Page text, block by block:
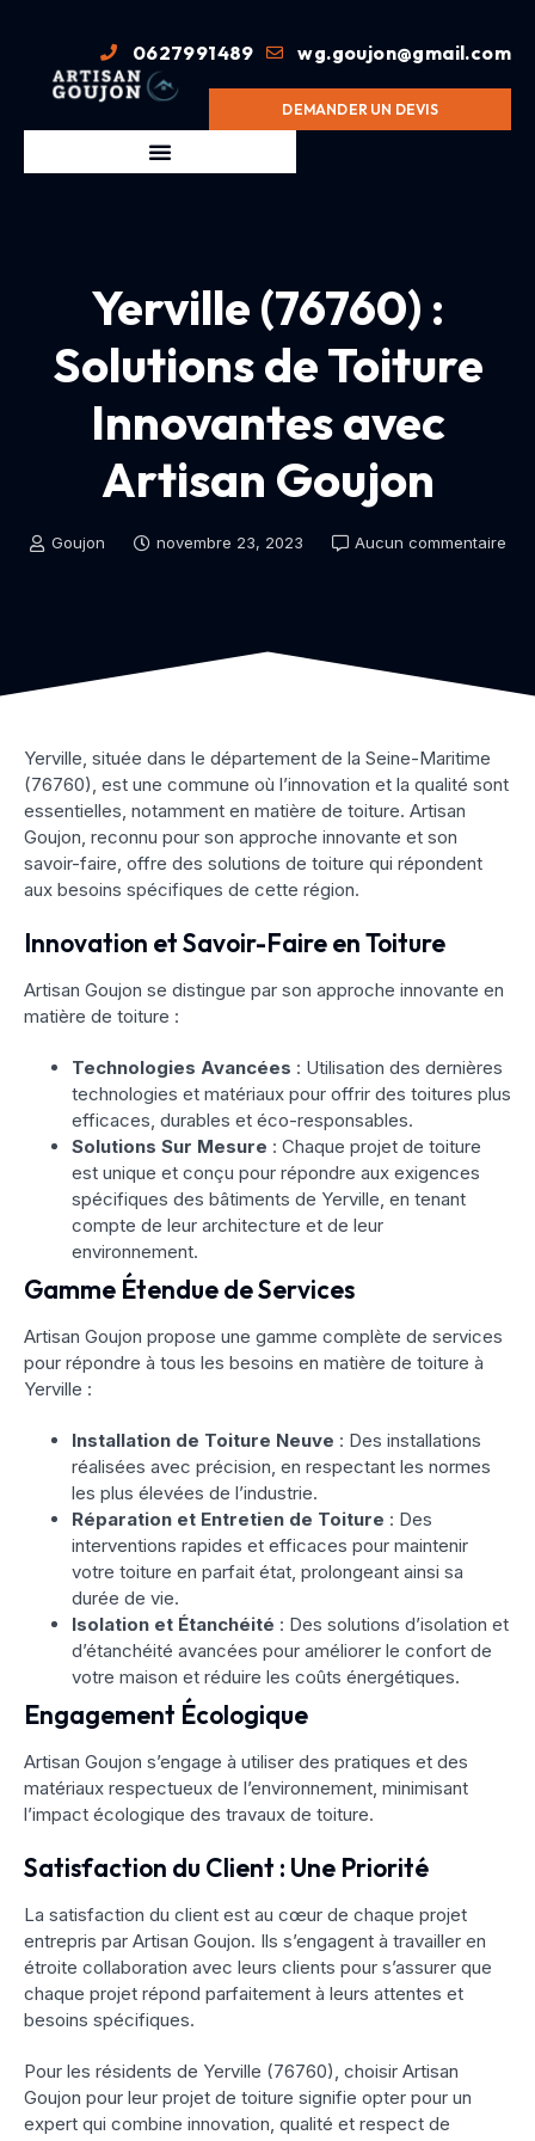
0627991489 wg.goujon@gmail.com
DEMANDER UN DEVIS
Yerville (76760) :
Solutions de Toiture
Innovantes avec
Artisan Goujon
Goujon novembre 23, 2023 Aucun commentaire
Yerville, située dans le département de la Seine-Maritime
(76760), est une commune où l’innovation et la qualité sont
essentielles, notamment en matière de toiture. Artisan
Goujon, reconnu pour son approche innovante et son
savoir-faire, offre des solutions de toiture qui répondent
aux besoins spécifiques de cette région.
Innovation et Savoir-Faire en Toiture
Artisan Goujon se distingue par son approche innovante en
matière de toiture :
Technologies Avancées : Utilisation des dernières
technologies et matériaux pour offrir des toitures plus
efficaces, durables et éco-responsables.
Solutions Sur Mesure : Chaque projet de toiture
est unique et conçu pour répondre aux exigences
spécifiques des bâtiments de Yerville, en tenant
compte de leur architecture et de leur
environnement.
Gamme Étendue de Services
Artisan Goujon propose une gamme complète de services
pour répondre à tous les besoins en matière de toiture à
Yerville :
Installation de Toiture Neuve : Des installations
réalisées avec précision, en respectant les normes
les plus élevées de l’industrie.
Réparation et Entretien de Toiture : Des
interventions rapides et efficaces pour maintenir
votre toiture en parfait état, prolongeant ainsi sa
durée de vie.
Isolation et Étanchéité : Des solutions d’isolation et
d’étanchéité avancées pour améliorer le confort de
votre maison et réduire les coûts énergétiques.
Engagement Écologique
Artisan Goujon s’engage à utiliser des pratiques et des
matériaux respectueux de l’environnement, minimisant
l’impact écologique des travaux de toiture.
Satisfaction du Client : Une Priorité
La satisfaction du client est au cœur de chaque projet
entrepris par Artisan Goujon. Ils s’engagent à travailler en
étroite collaboration avec leurs clients pour s’assurer que
chaque projet répond parfaitement à leurs attentes et
besoins spécifiques.
Pour les résidents de Yerville (76760), choisir Artisan
Goujon pour leur projet de toiture signifie opter pour un
expert qui combine innovation, qualité et respect de